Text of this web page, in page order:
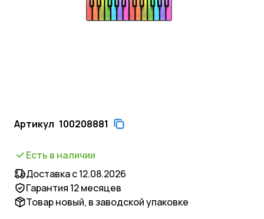
Артикул 100208881
Есть в наличии
Доставка с 12.08.2026
Гарантия 12 месяцев
Товар новый, в заводской упаковке